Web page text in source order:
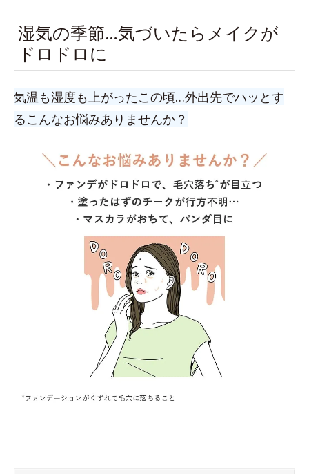
湿気の季節…気づいたらメイクが
ドロドロに
気温も湿度も上がったこの頃…外出先でハッとす
るこんなお悩みありませんか？